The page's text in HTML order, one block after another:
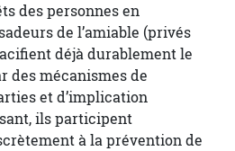
des personnes en
de l’amiable (privés
déjà durablement le
des mécanismes de
et d’implication
ils participent
à la prévention de